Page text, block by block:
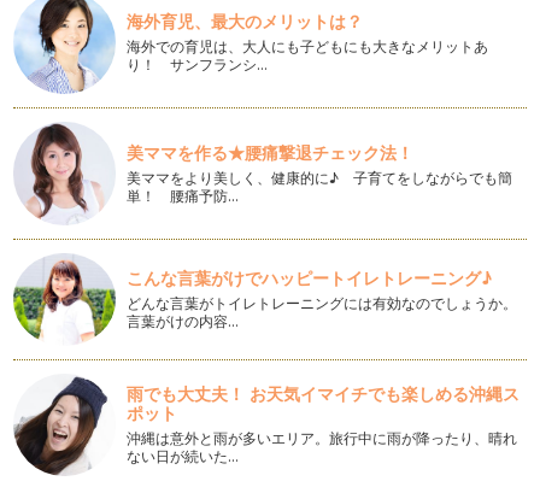
春の子ども写真を撮ろう
寒い冬が終わり、暖かい陽気になってくると大人も子どもも嬉
しいですね。待ち遠しい春がやってき…
子どもの成長記録の写真を撮ろう
日々、子どもは成長をしていきます。毎日、我が子と接してい
ると気づきにくいものですが洋服が小…
モノクロで子ども写真を撮ろう
なにげなく撮られたスナップ写真も、モノクロ加工にすること
で写真の雰囲気が変わることがありま…
おいしい顔の子ども写真を撮ろう
子どもが美味しいものを食べたときの幸せな笑顔を見るとほこ
ろびます。生まれてから初めて食事を…
ホワイトバランスで色も可愛い写真を撮ろう
ホワイトバランスはデジタルカメラならではの優れた機能で
す。撮影時の光源はその時の状況によっ…
海外育児、最大のメリットは？
海外での育児は、大人にも子どもにも大きなメリットあ
り！ サンフランシ…
美ママを作る★腰痛撃退チェック法！
美ママをより美しく、健康的に♪ 子育てをしながらでも簡
単！ 腰痛予防…
こんな言葉がけでハッピートイレトレーニング♪
どんな言葉がトイレトレーニングには有効なのでしょうか。
言葉がけの内容…
雨でも大丈夫！ お天気イマイチでも楽しめる沖縄ス
ポット
沖縄は意外と雨が多いエリア。旅行中に雨が降ったり、晴れ
ない日が続いた…